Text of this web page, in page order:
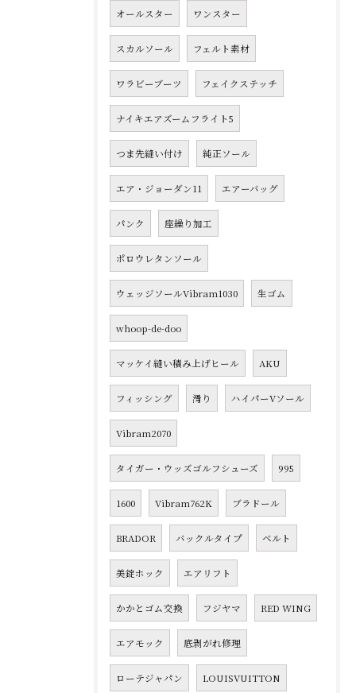
オールスター ワンスター
スカルソール フェルト素材
ワラビーブーツ フェイクステッチ
ナイキエアズームフライト5
つま先縫い付け 純正ソール
エア・ジョーダン11 エアーバッグ
パンク 座繰り加工
ポロウレタンソール
ウェッジソールVibram1030 生ゴム
whoop-de-doo
マッケイ縫い積み上げヒール AKU
フィッシング 滑り ハイパーVソール
Vibram2070
タイガー・ウッズゴルフシューズ 995
1600 Vibram762K ブラドール
BRADOR バックルタイプ ベルト
美錠ホック エアリフト
かかとゴム交換 フジヤマ RED WING
エアモック 底剥がれ修理
ローテジャパン LOUISVUITTON